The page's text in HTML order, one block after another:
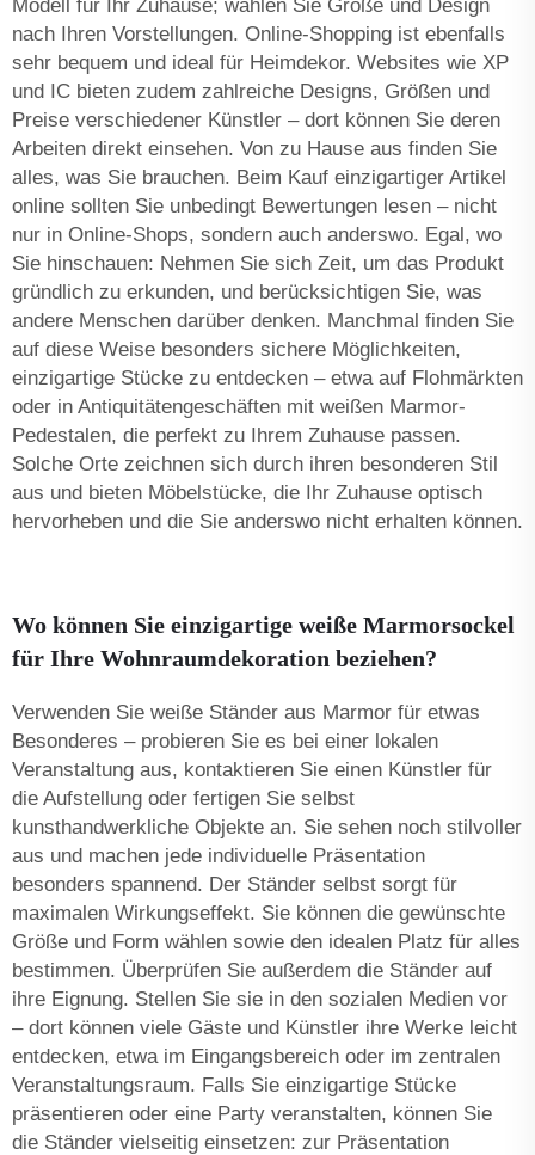
Modell für Ihr Zuhause; wählen Sie Größe und Design
nach Ihren Vorstellungen. Online-Shopping ist ebenfalls
sehr bequem und ideal für Heimdekor. Websites wie XP
und IC bieten zudem zahlreiche Designs, Größen und
Preise verschiedener Künstler – dort können Sie deren
Arbeiten direkt einsehen. Von zu Hause aus finden Sie
alles, was Sie brauchen. Beim Kauf einzigartiger Artikel
online sollten Sie unbedingt Bewertungen lesen – nicht
nur in Online-Shops, sondern auch anderswo. Egal, wo
Sie hinschauen: Nehmen Sie sich Zeit, um das Produkt
gründlich zu erkunden, und berücksichtigen Sie, was
andere Menschen darüber denken. Manchmal finden Sie
auf diese Weise besonders sichere Möglichkeiten,
einzigartige Stücke zu entdecken – etwa auf Flohmärkten
oder in Antiquitätengeschäften mit weißen Marmor-
Pedestalen, die perfekt zu Ihrem Zuhause passen.
Solche Orte zeichnen sich durch ihren besonderen Stil
aus und bieten Möbelstücke, die Ihr Zuhause optisch
hervorheben und die Sie anderswo nicht erhalten können.
Wo können Sie einzigartige weiße Marmorsockel
für Ihre Wohnraumdekoration beziehen?
Verwenden Sie weiße Ständer aus Marmor für etwas
Besonderes – probieren Sie es bei einer lokalen
Veranstaltung aus, kontaktieren Sie einen Künstler für
die Aufstellung oder fertigen Sie selbst
kunsthandwerkliche Objekte an. Sie sehen noch stilvoller
aus und machen jede individuelle Präsentation
besonders spannend. Der Ständer selbst sorgt für
maximalen Wirkungseffekt. Sie können die gewünschte
Größe und Form wählen sowie den idealen Platz für alles
bestimmen. Überprüfen Sie außerdem die Ständer auf
ihre Eignung. Stellen Sie sie in den sozialen Medien vor
– dort können viele Gäste und Künstler ihre Werke leicht
entdecken, etwa im Eingangsbereich oder im zentralen
Veranstaltungsraum. Falls Sie einzigartige Stücke
präsentieren oder eine Party veranstalten, können Sie
die Ständer vielseitig einsetzen: zur Präsentation